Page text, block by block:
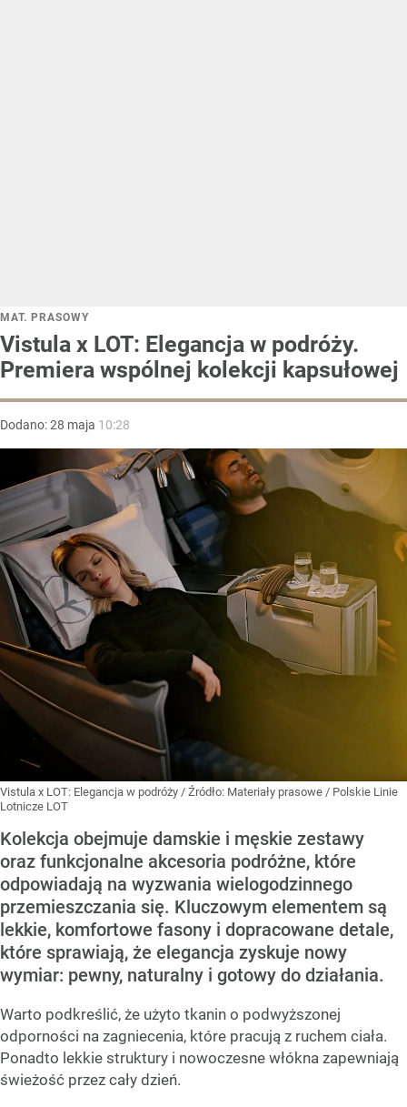
MAT. PRASOWY
Vistula x LOT: Elegancja w podróży.
Premiera wspólnej kolekcji kapsułowej
Dodano:28 maja 10:28
Vistula x LOT: Elegancja w podróży / Źródło: Materiały prasowe / Polskie Linie
Lotnicze LOT
Kolekcja obejmuje damskie i męskie zestawy
oraz funkcjonalne akcesoria podróżne, które
odpowiadają na wyzwania wielogodzinnego
przemieszczania się. Kluczowym elementem są
lekkie, komfortowe fasony i dopracowane detale,
które sprawiają, że elegancja zyskuje nowy
wymiar: pewny, naturalny i gotowy do działania.
Warto podkreślić, że użyto tkanin o podwyższonej
odporności na zagniecenia, które pracują z ruchem ciała.
Ponadto lekkie struktury i nowoczesne włókna zapewniają
świeżość przez cały dzień.